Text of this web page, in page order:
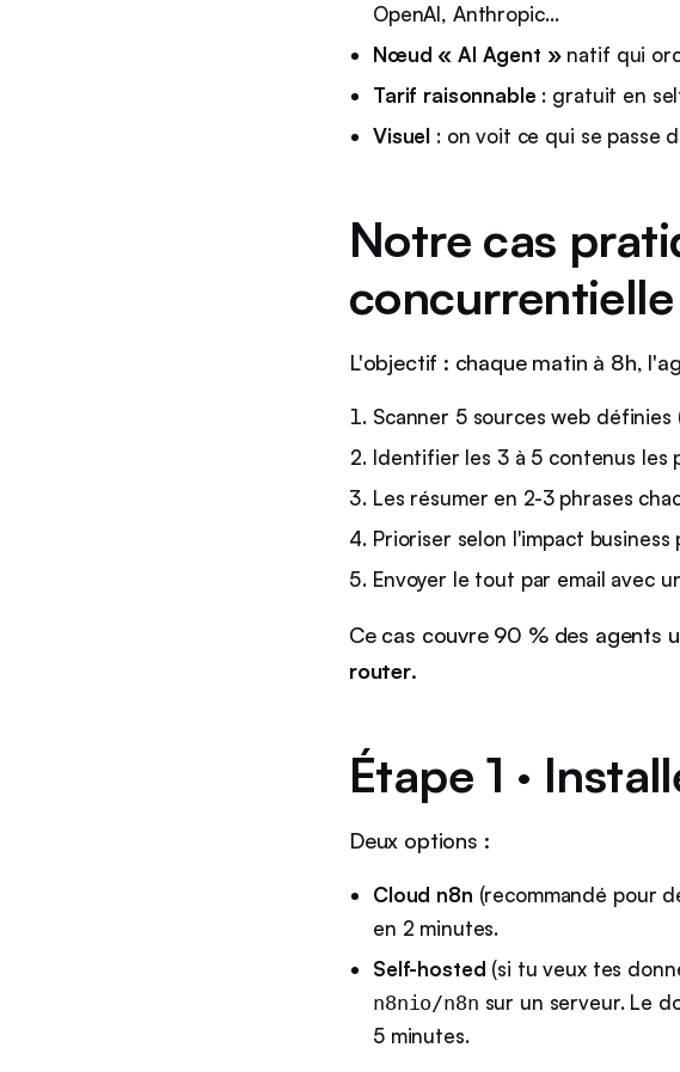
OpenAI, Anthropic…
Nœud « AI Agent »natif qui
Tarif raisonnable : gratuit en
Visuel : on voit ce qui se passe
Notre cas
concurrentielle
L'objectif : chaque matin à 8h,
Scanner 5 sources web
Identifier les 3 à 5 contenus les
Les résumer en 2-3 phrases
Prioriser selon l'impact business
Envoyer le tout par email avec
Ce cas couvre 90 % des agents
router.
Étape 1 ·
Deux options :
Cloud n8n (recommandé pour
en 2 minutes.
Self-hosted (si tu veux tes
n8nio/n8n sur un serveur. Le
5 minutes.